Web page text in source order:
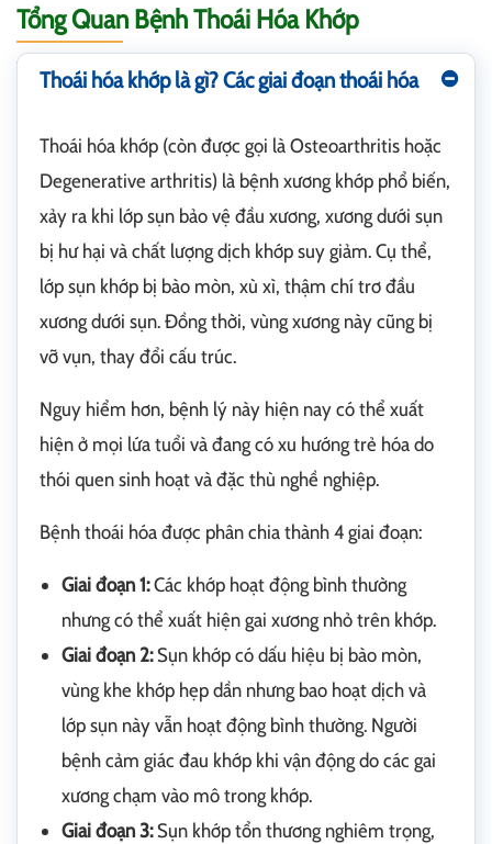
Tổng Quan Bệnh Thoái Hóa Khớp
Thoái hóa khớp là gì? Các giai đoạn thoái hóa
Thoái hóa khớp (còn được gọi là Osteoarthritis hoặc
Degenerative arthritis) là bệnh xương khớp phổ biến,
xảy ra khi lớp sụn bảo vệ đầu xương, xương dưới sụn
bị hư hại và chất lượng dịch khớp suy giảm. Cụ thể,
lớp sụn khớp bị bào mòn, xù xì, thậm chí trơ đầu
xương dưới sụn. Đồng thời, vùng xương này cũng bị
vỡ vụn, thay đổi cấu trúc.
Nguy hiểm hơn, bệnh lý này hiện nay có thể xuất
hiện ở mọi lứa tuổi và đang có xu hướng trẻ hóa do
thói quen sinh hoạt và đặc thù nghề nghiệp.
Bệnh thoái hóa được phân chia thành 4 giai đoạn:
Giai đoạn 1:Các khớp hoạt động bình thường
nhưng có thể xuất hiện gai xương nhỏ trên khớp.
Giai đoạn 2:Sụn khớp có dấu hiệu bị bào mòn,
vùng khe khớp hẹp dần nhưng bao hoạt dịch và
lớp sụn này vẫn hoạt động bình thường. Người
bệnh cảm giác đau khớp khi vận động do các gai
xương chạm vào mô trong khớp.
Giai đoạn 3:Sụn khớp tổn thương nghiêm trọng,